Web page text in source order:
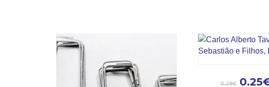
0.28€ 0.25